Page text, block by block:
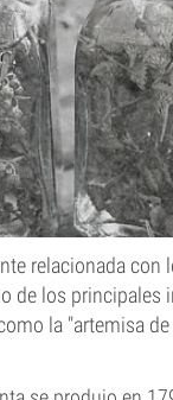
relacionada
de los principales
la "artemisa